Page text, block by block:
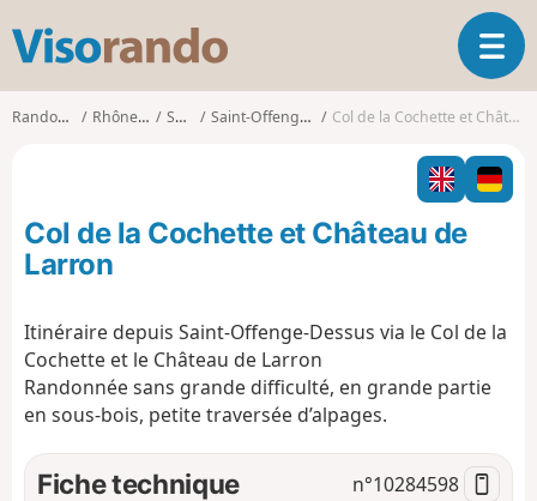
s
o
o
O
u
v
i
r
l
i
o
Randonnées Rhône-Alpes Savoie Saint-Offenge-Dessus Col de la Cochette et Château de Larron
Col de la Cochette et Château de
Larron
Itinéraire depuis Saint-Offenge-Dessus via le Col de la
Cochette et le Château de Larron
Randonnée sans grande difficulté, en grande partie
en sous-bois, petite traversée d’alpages.
Fiche technique n°10284598